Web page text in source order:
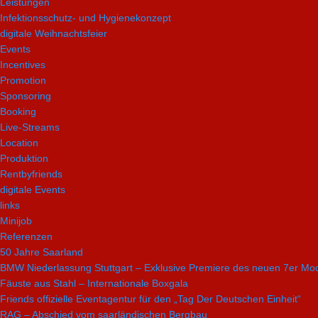
Infektionsschutz- und Hygienekonzept
digitale Weihnachtsfeier
Events
Incentives
Promotion
Sponsoring
Booking
Live-Streams
Location
Produktion
Rentbyfriends
digitale Events
links
Minijob
Referenzen
50 Jahre Saarland
BMW Niederlassung Stuttgart – Exklusive Premiere des neuen 7er
Fäuste aus Stahl – Internationale Boxgala
Friends offizielle Eventagentur für den „Tag Der Deutschen Einheit“
RAG – Abschied vom saarländischen Bergbau